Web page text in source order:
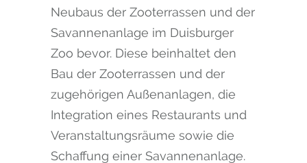
Neubaus der Zooterrassen und der
Savannenanlage im Duisburger
Zoo bevor. Diese beinhaltet den
Bau der Zooterrassen und der
zugehörigen Außenanlagen, die
Integration eines Restaurants und
Veranstaltungsräume sowie die
Schaffung einer Savannenanlage.